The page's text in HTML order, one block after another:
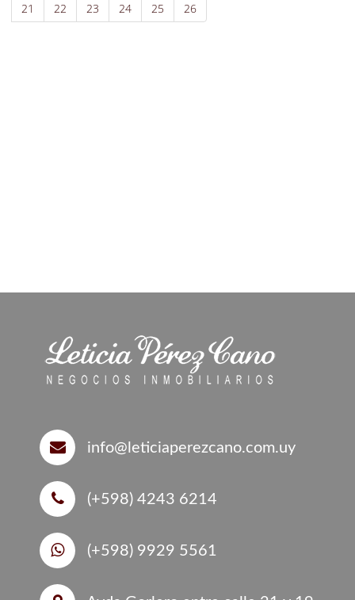
21
22 23 24 25 26
info@leticiaperezcano.com.uy
(+598) 4243 6214
(+598) 9929 5561